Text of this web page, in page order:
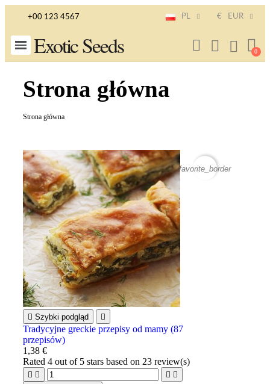
+00 123 4567 PL € EUR
Exotic Seeds
Strona główna
Strona główna
favorite_border
 Szybki podgląd 
Tradycyjne greckie przepisy od mamy (87
przepisów)
1,38 €
Rated4 out of 5 stars based on 23 review(s)
   